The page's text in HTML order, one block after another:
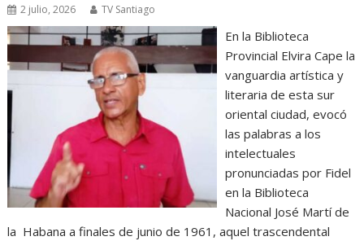
2 julio, 2026 TV Santiago
En la Biblioteca
Provincial Elvira Cape la
vanguardia artística y
literaria de esta sur
oriental ciudad, evocó
las palabras a los
intelectuales
pronunciadas por Fidel
en la Biblioteca
Nacional José Martí de
la Habana a finales de junio de 1961, aquel trascendental